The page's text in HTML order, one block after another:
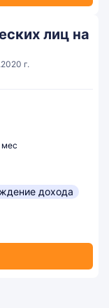
лиц на
г.
мес
дохода